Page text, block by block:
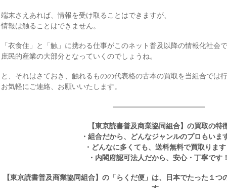
端末さえあれば、情報を受け取ることはできますが、
情報は触ることはできません。
「衣食住」と「触」に携わる仕事がこのネット普及以降の情報化社会
庶民的産業の大部分となっていくのでしょうね。
と、それはさておき、触れるものの代表格の古本の買取を当組合では
お気軽にご連絡、お願いいたします。
—————————————
【東京読書普及商業協同組合】の買取の特
・組合だから、どんなジャンルのプロもいま
・どんなに多くても、送料無料で買取ります
・内閣府認可法人だから、安心・丁寧です！
【東京読書普及商業協同組合】の「らくだ便」は、日本でたった１